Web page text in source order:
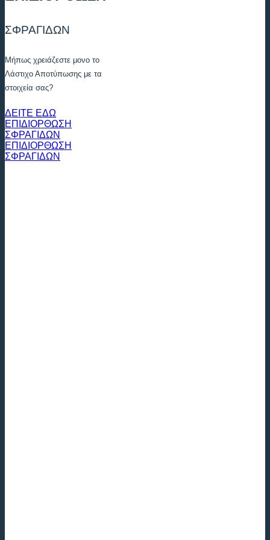
ΣΦΡΑΓΙΔΩΝ
Μήπως χρειάζεστε μονο το
Λάστιχο Αποτύπωσης με τα
στοιχεία σας?
ΔΕΙΤΕ ΕΔΩ
ΕΠΙΔΙΟΡΘΩΣΗ
ΣΦΡΑΓΙΔΩΝ
ΕΠΙΔΙΟΡΘΩΣΗ
ΣΦΡΑΓΙΔΩΝ